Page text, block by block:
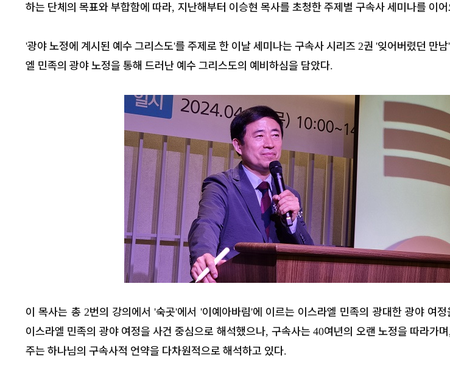
하는 단체의 목표와 부합함에 따라, 지난해부터 이승현 목사를 초청한 주제별 구속사 세미나를 이
'광야 노정에 계시된 예수 그리스도'를 주제로 한 이날 세미나는 구속사 시리즈 2권 '잊어버렸던 만남'
엘 민족의 광야 노정을 통해 드러난 예수 그리스도의 예비하심을 담았다.
이 목사는 총 2번의 강의에서'숙곳'에서 '이예아바림'에 이르는 이스라엘 민족의 광대한 광야 여정
이스라엘 민족의 광야 여정을 사건 중심으로 해석했으나,구속사는40여년의 오랜 노정을 따라가며
주는 하나님의 구속사적 언약을 다차원적으로 해석하고 있다.